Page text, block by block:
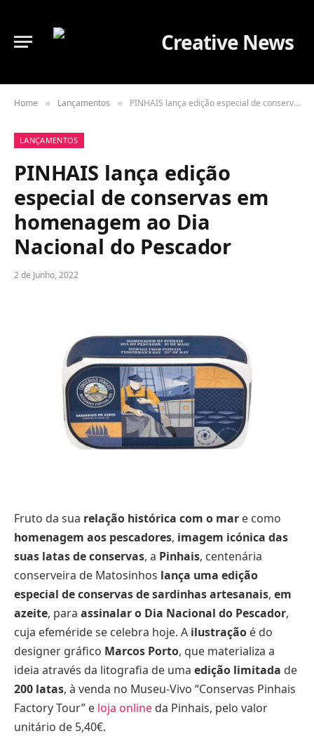
Home » Lançamentos » PINHAIS lança edição especial de conservas em homenagem ao Dia Nacional do Pescador
LANÇAMENTOS
PINHAIS lança edição
especial de conservas em
homenagem ao Dia
Nacional do Pescador
2 de Junho, 2022
Fruto da sua relação histórica com o mar e como
homenagem aos pescadores, imagem icónica das
suas latas de conservas, a Pinhais, centenária
conserveira de Matosinhos lança uma edição
especial de conservas de sardinhas artesanais, em
azeite, para assinalar o Dia Nacional do Pescador,
cuja efeméride se celebra hoje. A ilustração é do
designer gráfico Marcos Porto, que materializa a
ideia através da litografia de uma edição limitada de
200 latas, à venda no Museu-Vivo “Conservas Pinhais
Factory Tour” e loja online da Pinhais, pelo valor
unitário de 5,40€.